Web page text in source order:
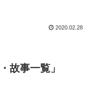
2020.02.28
故事一覧」